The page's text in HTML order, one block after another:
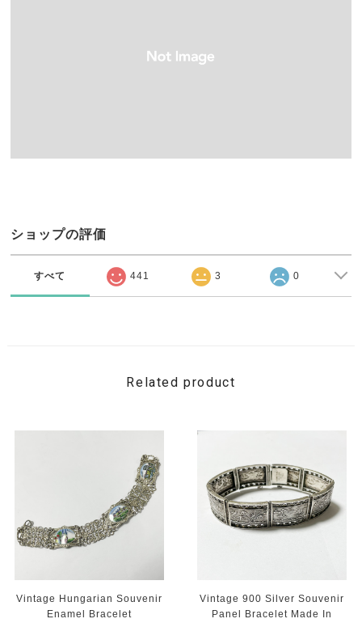
ショップの評価
すべて 441 3 0
Related product
Vintage Hungarian Souvenir
Enamel Bracelet
Vintage 900 Silver Souvenir
Panel Bracelet Made In